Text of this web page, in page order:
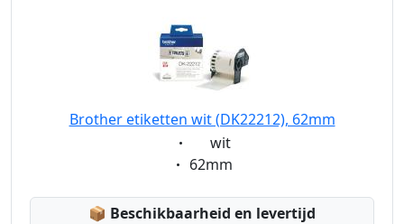
Brother etiketten wit (DK22212), 62mm
Eigenschaft:
wit
Eigenschaft:
62mm
📦 Lagerstatus:
Beschikbaarheid en levertijd